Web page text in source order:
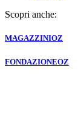
Scopri anche:
MAGAZZINIOZ
FONDAZIONEOZ